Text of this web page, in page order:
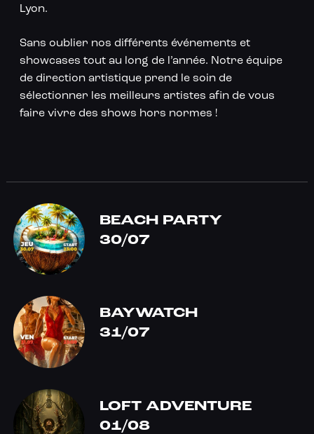
Lyon.
Sans oublier nos différents événements et
showcases tout au long de l’année. Notre équipe
de direction artistique prend le soin de
sélectionner les meilleurs artistes afin de vous
faire vivre des shows hors normes !
BEACH PARTY
30/07
BAYWATCH
31/07
LOFT ADVENTURE
01/08